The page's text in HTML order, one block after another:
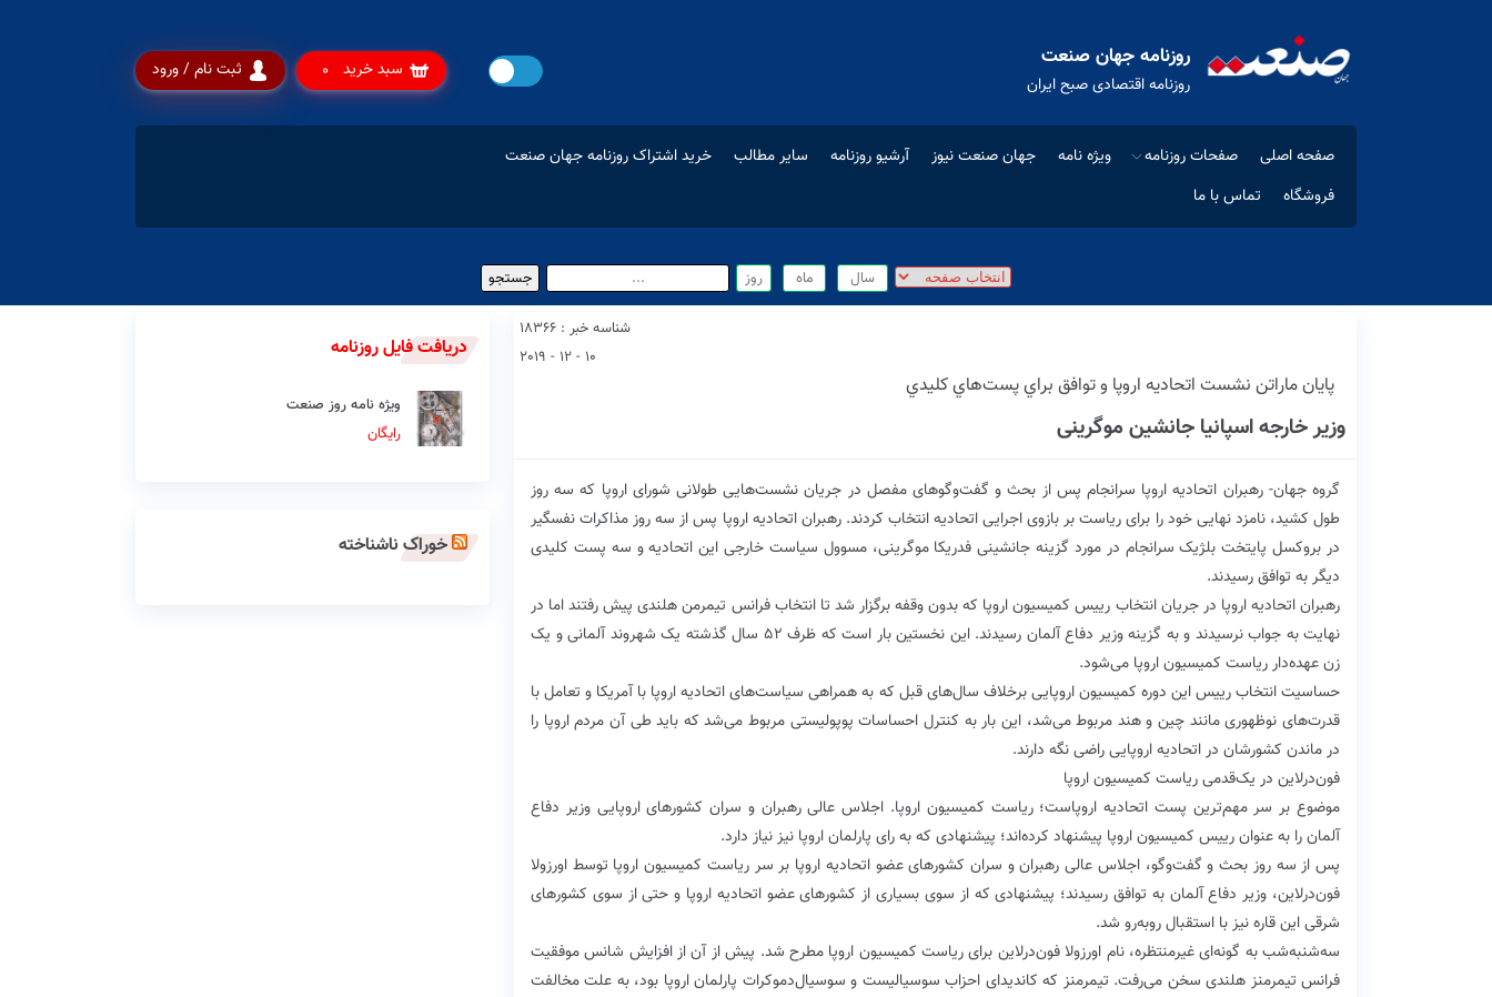
روزنامه جهان صنعت
روزنامه اقتصادی صبح ایران
ثبت نام / ورود سبد خرید 0
صفحه اصلی صفحات روزنامه ویژه نامه جهان صنعت نیوز آرشیو روزنامه سایر مطالب
خرید اشتراک روزنامه جهان صنعت
فروشگاه
تماس با ما
شناسه خبر : 18366
10 - 12 - 2019
پايان ماراتن نشست اتحاديه اروپا و توافق براي پست‌هاي كليدي
وزیر خارجه اسپانیا جانشین موگرینی
گروه جهان- رهبران اتحادیه اروپا سرانجام پس از بحث و گفت‌وگوهای مفصل در جریان نشست‌هایی طولانی شورای اروپا که سه روز
طول کشید، نامزد نهایی خود را برای ریاست بر بازوی اجرایی اتحادیه انتخاب کردند. رهبران اتحادیه اروپا پس از سه روز مذاکرات نفسگیر
در بروکسل پایتخت بلژیک سرانجام در مورد گزینه جانشینی فدریکا موگرینی، مسوول سیاست خارجی این اتحادیه و سه پست کلیدی
دیگر به توافق رسیدند.
رهبران اتحادیه اروپا در جریان انتخاب رییس کمیسیون اروپا که بدون وقفه برگزار شد تا انتخاب فرانس تیمرمن هلندی پیش رفتند اما در
نهایت به جواب نرسیدند و به گزینه وزیر دفاع آلمان رسیدند. این نخستین بار است که ظرف ۵۲ سال گذشته یک شهروند آلمانی و یک
زن عهده‌دار ریاست کمیسیون اروپا می‌شود.
حساسیت انتخاب رییس این دوره کمیسیون اروپایی برخلاف سال‌های قبل که به همراهی سیاست‌های اتحادیه اروپا با آمریکا و تعامل با
قدرت‌های نوظهوری مانند چین و هند مربوط می‌شد، این بار به کنترل احساسات پوپولیستی مربوط می‌شد که باید طی آن مردم اروپا را
در ماندن کشورشان در اتحادیه اروپایی راضی نگه دارند.
فون‌درلاین در یک‌قدمی ریاست کمیسیون اروپا
موضوع بر سر مهم‌ترین پست اتحادیه اروپاست؛ ریاست کمیسیون اروپا. اجلاس عالی رهبران و سران کشورهای اروپایی وزیر دفاع
آلمان را به عنوان رییس کمیسیون اروپا پیشنهاد کرده‌اند؛ پیشنهادی که به رای پارلمان اروپا نیز نیاز دارد.
پس از سه روز بحث و گفت‌وگو، اجلاس عالی رهبران و سران کشورهای عضو اتحادیه اروپا بر سر ریاست کمیسیون اروپا توسط اورزولا
فون‌درلاین، وزیر دفاع آلمان به توافق رسیدند؛ پیشنهادی که از سوی بسیاری از کشورهای عضو اتحادیه اروپا و حتی از سوی کشورهای
شرقی این قاره نیز با استقبال روبه‌رو شد.
سه‌شنبه‌شب به گونه‌ای غیرمنتظره، نام اورزولا فون‌درلاین برای ریاست کمیسیون اروپا مطرح شد. پیش از آن از افزایش شانس موفقیت
فرانس تیمرمنز هلندی سخن می‌رفت. تیمرمنز که کاندیدای احزاب سوسیالیست و سوسیال‌دموکرات پارلمان اروپا بود، به علت مخالفت
دریافت فایل روزنامه
ویژه نامه روز صنعت
رایگان
خوراک ناشناخته